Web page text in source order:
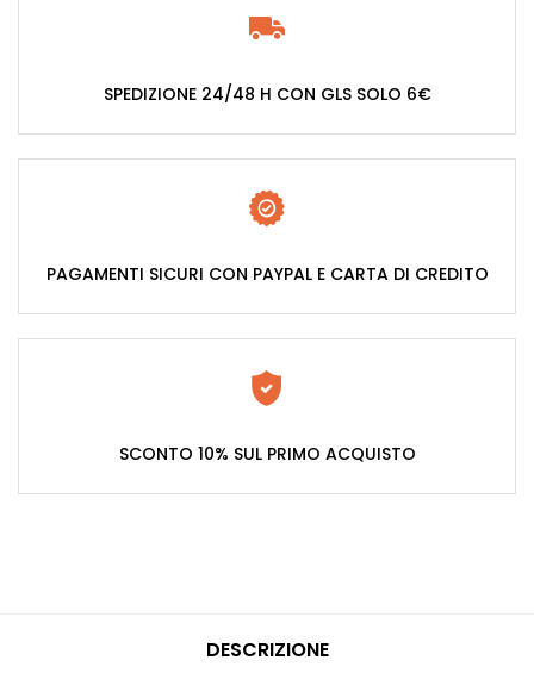
SPEDIZIONE 24/48 H CON GLS SOLO 6€
PAGAMENTI SICURI CON PAYPAL E CARTA DI CREDITO
SCONTO 10% SUL PRIMO ACQUISTO
DESCRIZIONE